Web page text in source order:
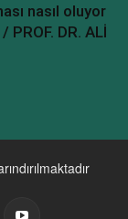
nasıl oluyor
PROF. DR. ALİ